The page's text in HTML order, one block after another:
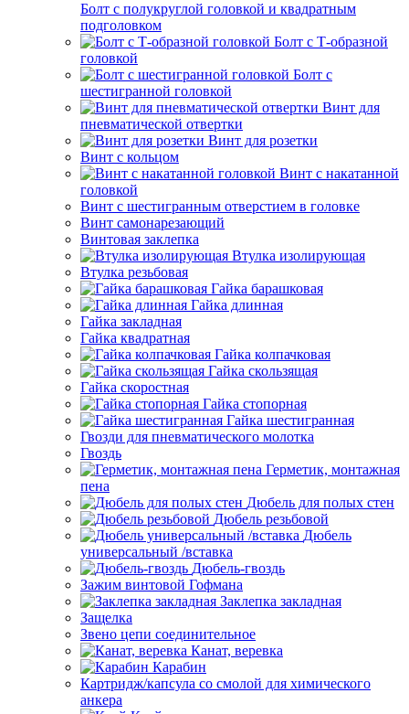
Болт с полукруглой головкой и квадратным
подголовком
Болт с Т-образной
головкой
Болт с
шестигранной головкой
Винт для
пневматической отвертки
Винт для розетки
Винт с кольцом
Винт с накатанной
головкой
Винт с шестигранным отверстием в головке
Винт самонарезающий
Винтовая заклепка
Втулка изолирующая
Втулка резьбовая
Гайка барашковая
Гайка длинная
Гайка закладная
Гайка квадратная
Гайка колпачковая
Гайка скользящая
Гайка скоростная
Гайка стопорная
Гайка шестигранная
Гвозди для пневматического молотка
Гвоздь
Герметик, монтажная
пена
Дюбель для полых стен
Дюбель резьбовой
Дюбель
универсальный /вставка
Дюбель-гвоздь
Зажим винтовой Гофмана
Заклепка закладная
Защелка
Звено цепи соединительное
Канат, веревка
Карабин
Картридж/капсула со смолой для химического
анкера